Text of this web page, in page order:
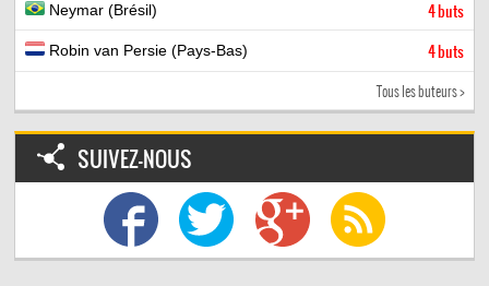
Neymar (Brésil) 4 buts
Robin van Persie (Pays-Bas) 4 buts
Tous les buteurs >
SUIVEZ-NOUS